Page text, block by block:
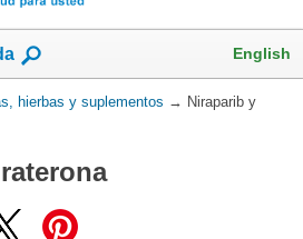
English
hierbas y suplementos → Niraparib y